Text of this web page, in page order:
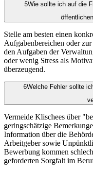
5Wie sollte ich auf die
Stelle am besten einen
Aufgabenbereichen oder
den Aufgaben der
oder wenig Stress als
überzeugend.
6Welche Fehler sollte
Vermeide Klischees über
geringschätzige
Information über die
Arbeitgeber sowie
Bewerbung kommen
geforderten Sorgfalt im